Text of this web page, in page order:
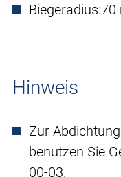
Biegeradius:70
Hinweis
Zur
benutzen Sie
00-03.